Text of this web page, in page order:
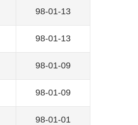
98-01-13
98-01-13
98-01-09
98-01-09
98-01-01